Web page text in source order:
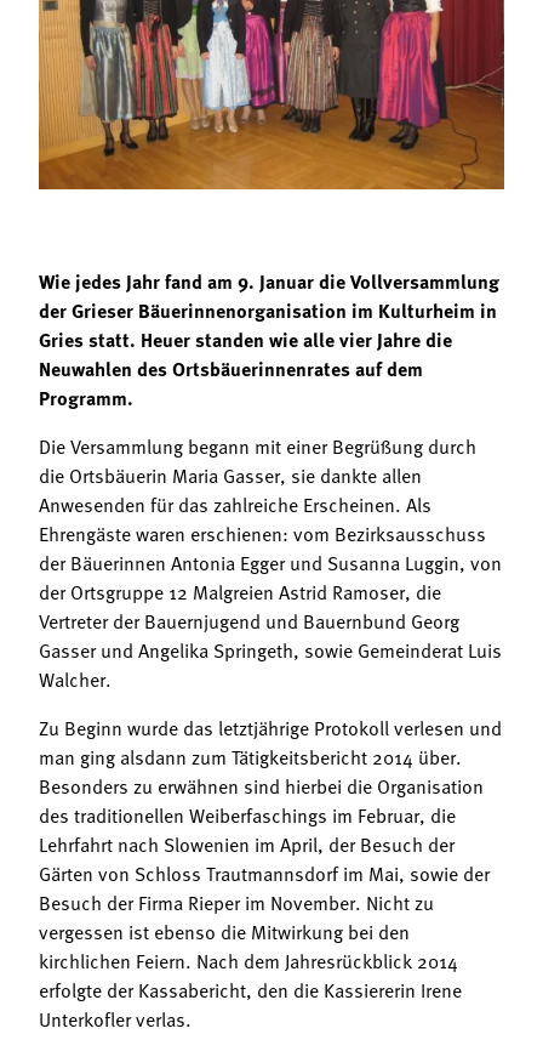
Mitgliedschaft
Landessekretariat
Bäuerliche Buffets
Hofgeschichten
Wie jedes Jahr fand am 9. Januar die Vollversammlung
der Grieser Bäuerinnenorganisation im Kulturheim in
Gries statt. Heuer standen wie alle vier Jahre die
Neuwahlen des Ortsbäuerinnenrates auf dem
Programm.
Die Versammlung begann mit einer Begrüßung durch
die Ortsbäuerin Maria Gasser, sie dankte allen
Anwesenden für das zahlreiche Erscheinen. Als
Ehrengäste waren erschienen: vom Bezirksausschuss
der Bäuerinnen Antonia Egger und Susanna Luggin, von
der Ortsgruppe 12 Malgreien Astrid Ramoser, die
Vertreter der Bauernjugend und Bauernbund Georg
Gasser und Angelika Springeth, sowie Gemeinderat Luis
Walcher.
Zu Beginn wurde das letztjährige Protokoll verlesen und
man ging alsdann zum Tätigkeitsbericht 2014 über.
Besonders zu erwähnen sind hierbei die Organisation
des traditionellen Weiberfaschings im Februar, die
Lehrfahrt nach Slowenien im April, der Besuch der
Gärten von Schloss Trautmannsdorf im Mai, sowie der
Besuch der Firma Rieper im November. Nicht zu
vergessen ist ebenso die Mitwirkung bei den
kirchlichen Feiern. Nach dem Jahresrückblick 2014
erfolgte der Kassabericht, den die Kassiererin Irene
Unterkofler verlas.